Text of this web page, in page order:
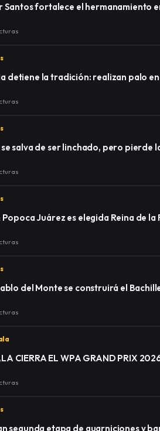
Santos fortalece el hermanamiento
detiene la tradición: realizan palo
salva de ser linchado, pero pierde
Popoca Juárez es elegida Reina de
del Monte se construirá el
CIERRA EL WPA GRAND PRIX
segunda etapa de guarniciones y